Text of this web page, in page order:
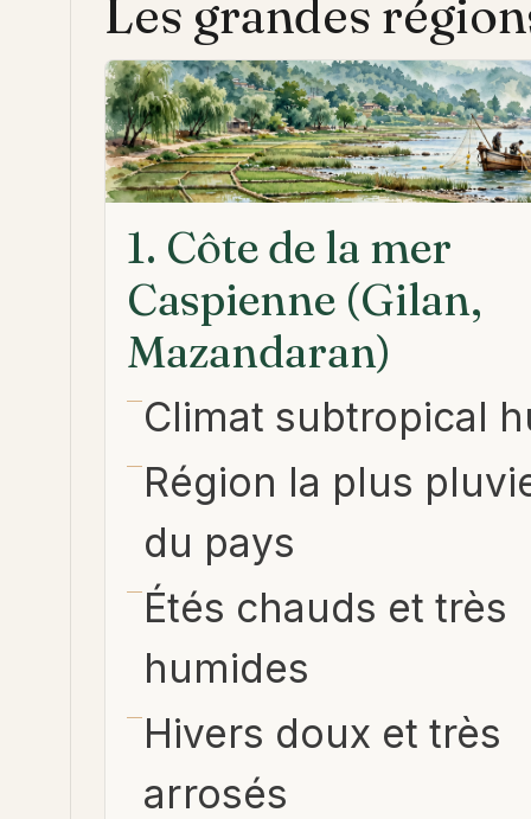
Les grandes
1. Côte de la mer
Caspienne (Gilan,
Mazandaran)
Climat subtropical
Région la plus
du pays
Étés chauds et très
humides
Hivers doux et très
arrosés